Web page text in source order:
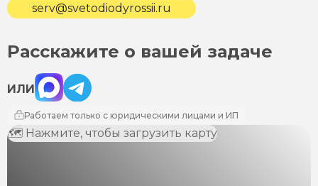
serv@svetodiodyrossii.ru
Расскажите о вашей задаче
ИЛИ
Max Telegram
Работаем только с юридическими лицами и ИП
🗺 Нажмите, чтобы загрузить карту